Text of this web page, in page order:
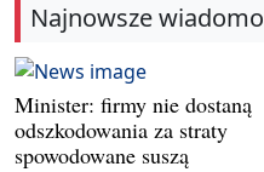
Najnowsze
Minister: firmy nie dostaną
odszkodowania za straty
spowodowane suszą